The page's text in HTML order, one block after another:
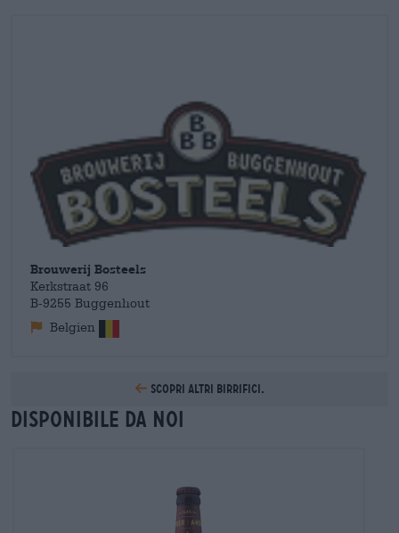
creazioni di Bosteels, come laKarmeliet Triple
conosciuta come birra allo champagne.
Brouwerij Bosteels
Kerkstraat 96
B-9255 Buggenhout
Belgien
Scopri altri birrifici.
Disponibile da noi